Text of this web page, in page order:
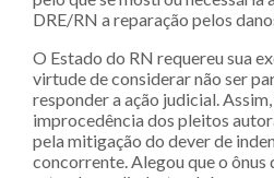
DRE/RN a reparação pelos
O Estado do RN requereu sua
virtude de considerar não ser
responder a ação judicial.
improcedência dos pleitos
pela mitigação do dever de
concorrente. Alegou que o ônus